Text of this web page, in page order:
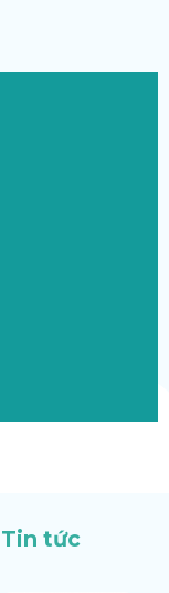
Tin tức